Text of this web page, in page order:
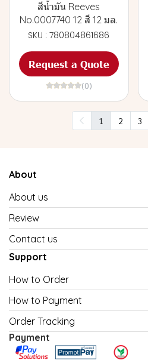
สีน้ำมัน Reeves
No.0007740 12 สี 12 มล.
SKU : 780804861686
Request a Quote
(0)
1 2 3
About
About us
Review
Contact us
Support
How to Order
How to Payment
Order Tracking
Payment